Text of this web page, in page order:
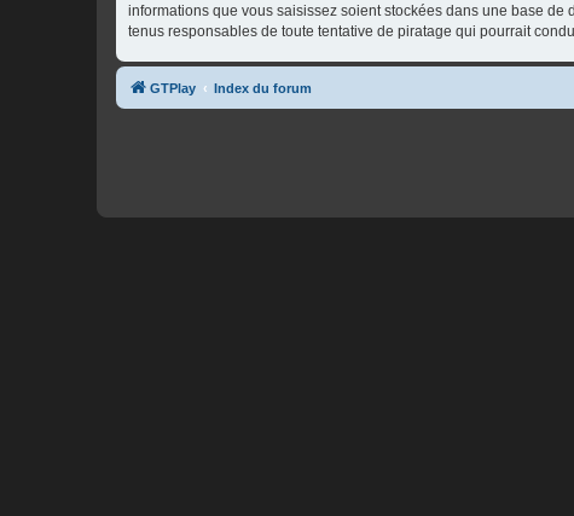
informations que vous saisissez soient stockées dans une base
tenus responsables de toute tentative de piratage qui pourrait
GTPlay Index du forum